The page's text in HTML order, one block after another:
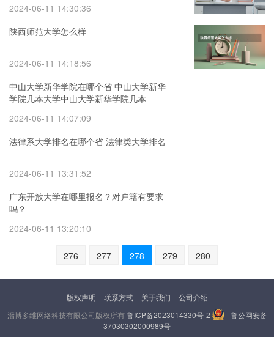
2024-06-11 14:30:36
陕西师范大学怎么样
2024-06-11 14:18:56
中山大学新华学院在哪个省 中山大学新华
学院几本大学中山大学新华学院几本
2024-06-11 14:07:09
法律系大学排名在哪个省 法律类大学排名
2024-06-11 13:31:52
广东开放大学在哪里报名？对户籍有要求
吗？
2024-06-11 13:20:10
276 277 278 279 280
版权声明 联系方式 关于我们
公司介绍
淄博多维网络科技有限公司版权所有鲁ICP备2023014330号-2
鲁公网安备
37030302000989号